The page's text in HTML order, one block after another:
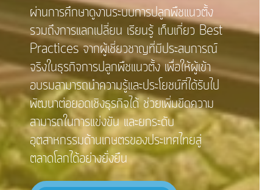
ผ่านการศึกษาดูงานระบบการปลูกพืชแนวตั้ง
รวมถึงการแลกเปลี่ยน เรียนรู้ เก็บเกี่ยว Best
Practices จากผู้เชี่ยวชาญที่มีประสบการณ์
จริงในธุรกิจการปลูกพืชแนวตั้ง เพื่อให้ผู้เข้า
อบรมสามารถนำความรู้และประโยชน์ที่ได้รับไป
พัฒนาต่อยอดเชิงธุรกิจได้ ช่วยเพิ่มขีดความ
สามารถในการแข่งขัน และยกระดับ
อุตสาหกรรมด้านเกษตรของประเทศไทยสู่
ตลาดโลกได้อย่างยั่งยืน